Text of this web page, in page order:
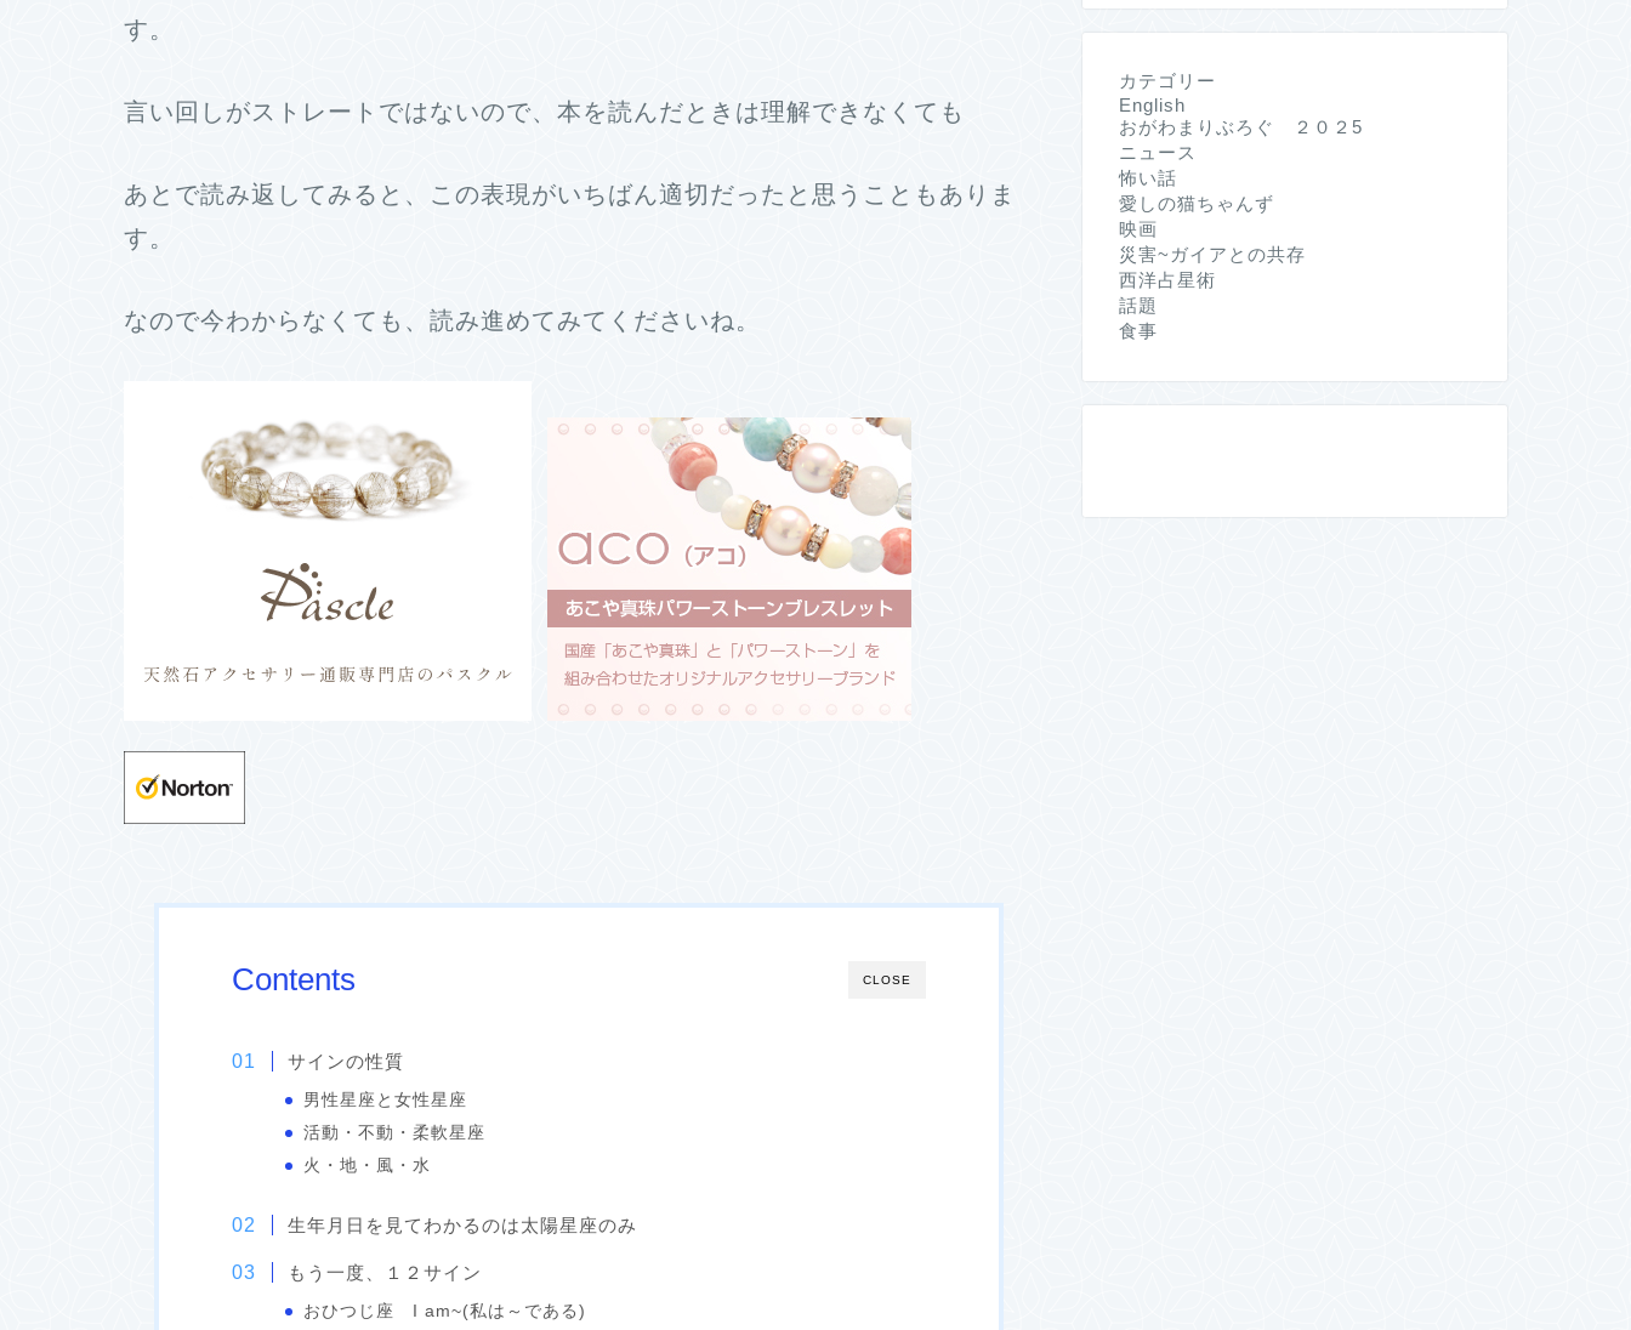
す。
言い回しがストレートではないので、本を読んだときは理解できなくても
あとで読み返してみると、この表現がいちばん適切だったと思うこともありま
す。
なので今わからなくても、読み進めてみてくださいね。
CLOSE
Contents
サインの性質
男性星座と女性星座
活動・不動・柔軟星座
火・地・風・水
生年月日を見てわかるのは太陽星座のみ
もう一度、１２サイン
おひつじ座 I am~(私は～である)
カテゴリー
English
おがわまりぶろぐ ２０２5
ニュース
怖い話
愛しの猫ちゃんず
映画
災害~ガイアとの共存
西洋占星術
話題
食事